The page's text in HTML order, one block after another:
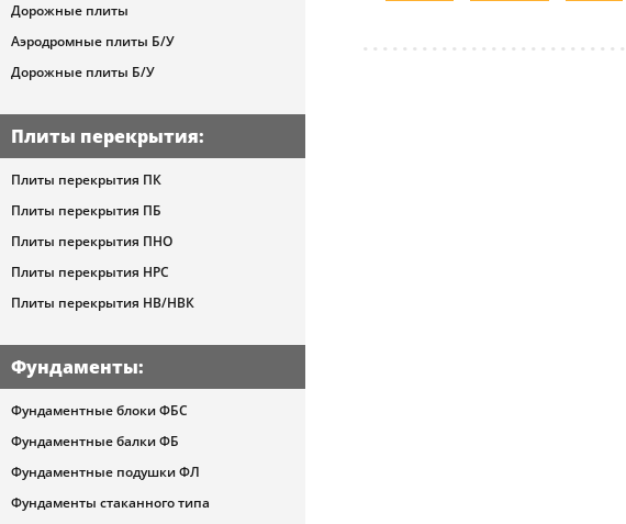
Дорожные плиты
Аэродромные плиты Б/У
Дорожные плиты Б/У
Плиты перекрытия:
Плиты перекрытия ПК
Плиты перекрытия ПБ
Плиты перекрытия ПНО
Плиты перекрытия НРС
Плиты перекрытия НВ/НВК
Фундаменты:
Фундаментные блоки ФБС
Фундаментные балки ФБ
Фундаментные подушки ФЛ
Фундаменты стаканного типа